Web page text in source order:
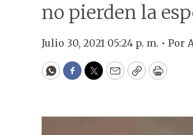
no pierden la
Julio 30, 2021 05:24 p. m. • Por
WhatsApp
Facebook
Twitter
EmailCopyPrint